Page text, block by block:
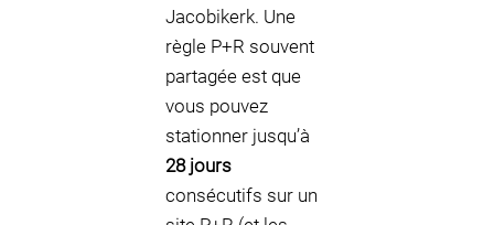
Jacobikerk. Une
règle P+R souvent
partagée est que
vous pouvez
stationner jusqu’à
28 jours
consécutifs sur un